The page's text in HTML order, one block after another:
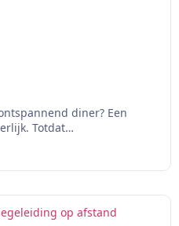
diner? Een
Totdat…